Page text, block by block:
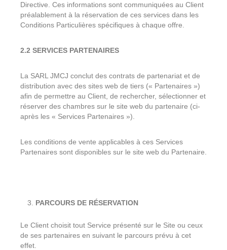
Directive. Ces informations sont communiquées au Client
préalablement à la réservation de ces services dans les
Conditions Particulières spécifiques à chaque offre.
2.2 SERVICES PARTENAIRES
La SARL JMCJ conclut des contrats de partenariat et de
distribution avec des sites web de tiers (« Partenaires »)
afin de permettre au Client, de rechercher, sélectionner et
réserver des chambres sur le site web du partenaire (ci-
après les « Services Partenaires »).
Les conditions de vente applicables à ces Services
Partenaires sont disponibles sur le site web du Partenaire.
PARCOURS DE RÉSERVATION
Le Client choisit tout Service présenté sur le Site ou ceux
de ses partenaires en suivant le parcours prévu à cet
effet.